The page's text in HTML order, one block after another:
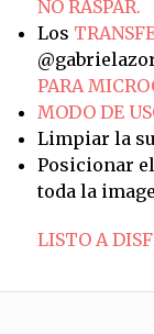
NO RASPAR.
Los
PARA
MODO DE
Limpiar la
Posicionar el
toda la
LISTO A